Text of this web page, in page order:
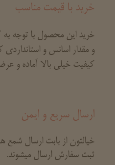
خرید با قیمت مناسب
خرید این محصول با توجه
و مقدار اسانس و
کیفیت خیلی بالا آماده و
ارسال سریع و ایمن
خیالتون از بابت ارسال
ثبت سفارش ارسال میشوند.